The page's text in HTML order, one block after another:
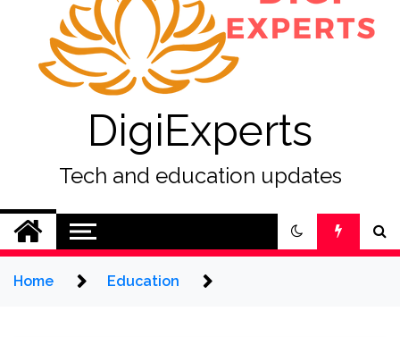
DigiExperts
Tech and education updates
Home Education